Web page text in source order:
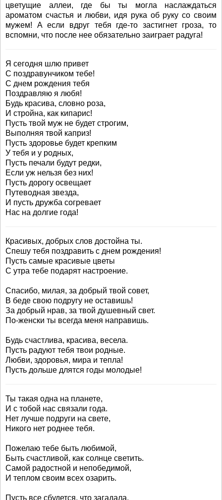
цветущие аллеи, где бы ты могла наслаждаться
ароматом счастья и любви, идя рука об руку со своим
мужем! А если вдруг тебя где-то застигнет гроза, то
вспомни, что после нее обязательно заиграет радуга!
Я сегодня шлю привет
С поздравунчиком тебе!
С днем рождения тебя
Поздравляю я любя!
Будь красива, словно роза,
И стройна, как кипарис!
Пусть твой муж не будет строгим,
Выполняя твой каприз!
Пусть здоровье будет крепким
У тебя и у родных,
Пусть печали будут редки,
Если уж нельзя без них!
Пусть дорогу освещает
Путеводная звезда,
И пусть дружба согревает
Нас на долгие года!
Красивых, добрых слов достойна ты.
Спешу тебя поздравить с днем рождения!
Пусть самые красивые цветы
С утра тебе подарят настроение.
Спасибо, милая, за добрый твой совет,
В беде свою подругу не оставишь!
За добрый нрав, за твой душевный свет.
По-женски ты всегда меня направишь.
Будь счастлива, красива, весела.
Пусть радуют тебя твои родные.
Любви, здоровья, мира и тепла!
Пусть дольше длятся годы молодые!
Ты такая одна на планете,
И с тобой нас связали года.
Нет лучше подруги на свете,
Никого нет роднее тебя.
Пожелаю тебе быть любимой,
Быть счастливой, как солнце светить.
Самой радостной и непобедимой,
И теплом своим всех озарить.
Пусть все сбудется, что загадала,